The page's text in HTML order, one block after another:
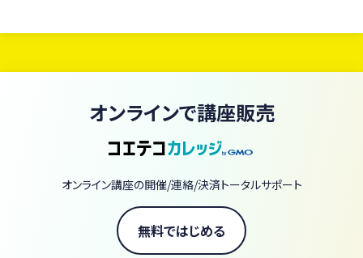
るレシピと技術が、ここにすべて揃っています。
【当スクールの3つの強み】
に。一生モノのスキルが手に入ります。
一流の講師陣： 著書70冊以上の庄司いずみをはじめ、ヴィーガン界
の第一線で活躍するシェフやパティシエなど60名以上が直接指導。
オンラインで講座販売
オンライン講座の開催/連絡/決済トータルサポート
無料ではじめる